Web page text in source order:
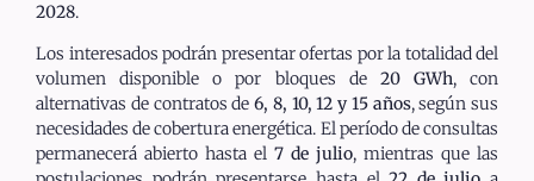
2028.
Los interesados podrán presentar ofertas por la totalidad del
volumen disponible o por bloques de 20 GWh, con
alternativas de contratos de 6, 8, 10, 12 y 15 años, según sus
necesidades de cobertura energética. El período de consultas
permanecerá abierto hasta el 7 de julio, mientras que las